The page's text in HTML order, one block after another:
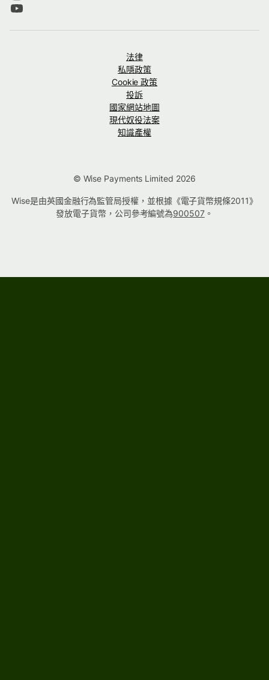
法律
私隱政策
Cookie 政策
投訴
國家網站地圖
現代奴役法案
知識產權
© Wise Payments Limited 2026
Wise是由英國金融行為監管局授權，並根據《電子貨幣規條2011》
發放電子貨幣，公司參考編號為900507。